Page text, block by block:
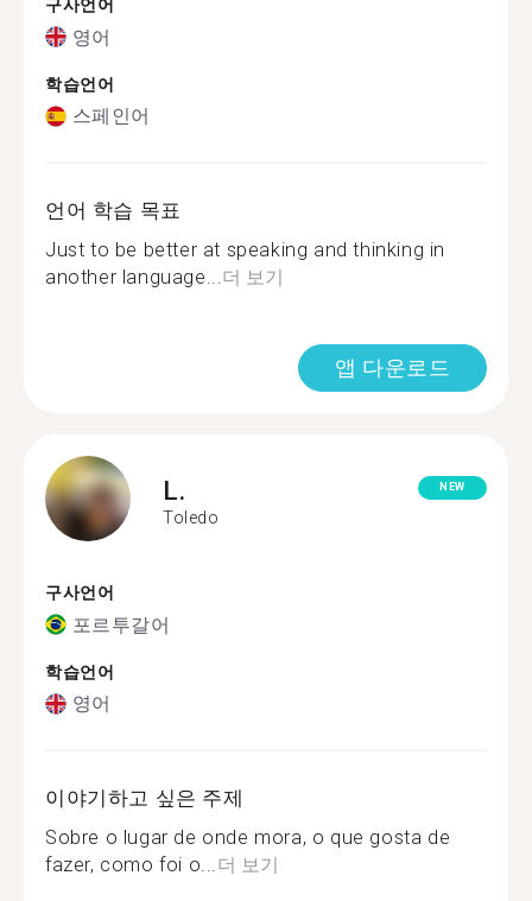
구사언어
영어
학습언어
스페인어
언어 학습 목표
Just to be better at speaking and thinking in
another language...더 보기
앱 다운로드
L.
Toledo
NEW
구사언어
포르투갈어
학습언어
영어
이야기하고 싶은 주제
Sobre o lugar de onde mora, o que gosta de
fazer, como foi o...더 보기